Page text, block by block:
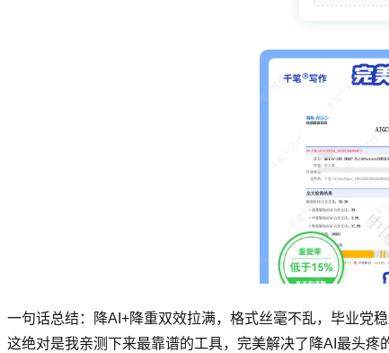
一句话总结：降AI+降重双效拉满，格式丝毫不乱，毕业党稳
这绝对是我亲测下来最靠谱的工具，完美解决了降AI最头